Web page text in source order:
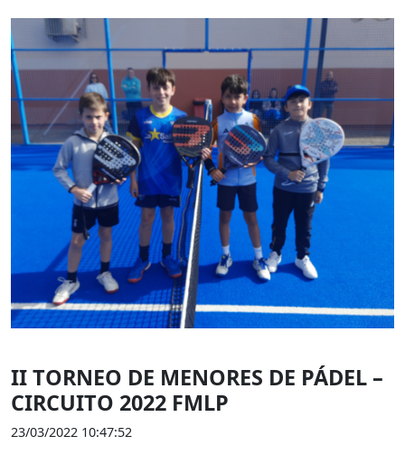
II TORNEO DE MENORES DE PÁDEL –
CIRCUITO 2022 FMLP
23/03/2022 10:47:52